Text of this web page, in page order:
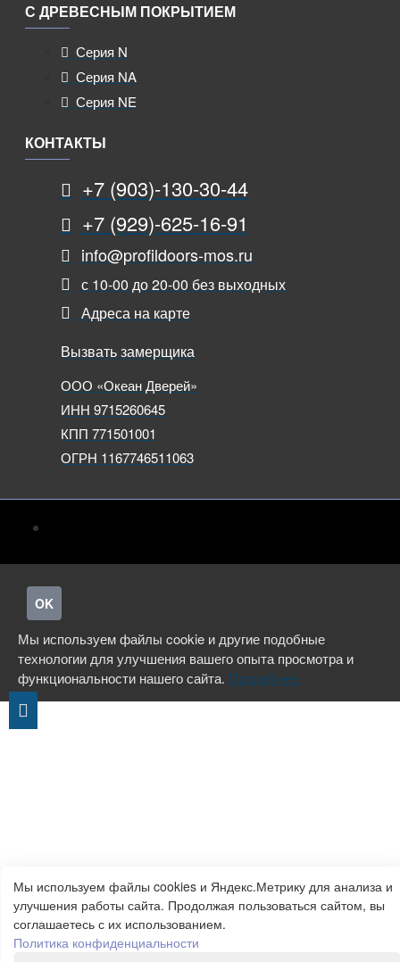
Мы используем файлы cookies и Яндекс.Метрику для анализа и
улучшения работы сайта. Продолжая пользоваться сайтом, вы
соглашаетесь с их использованием.
Политика конфиденциальности
С ДРЕВЕСНЫМ ПОКРЫТИЕМ
Серия N
Серия NA
Серия NE
КОНТАКТЫ
+7 (903)-130-30-44
+7 (929)-625-16-91
info@profildoors-mos.ru
с 10-00 до 20-00 без выходных
Адреса на карте
Вызвать замерщика
ООО «Океан Дверей»
ИНН 9715260645
КПП 771501001
ОГРН 1167746511063
OK
Мы используем файлы cookie и другие подобные
технологии для улучшения вашего опыта просмотра и
функциональности нашего сайта. Подробнее.